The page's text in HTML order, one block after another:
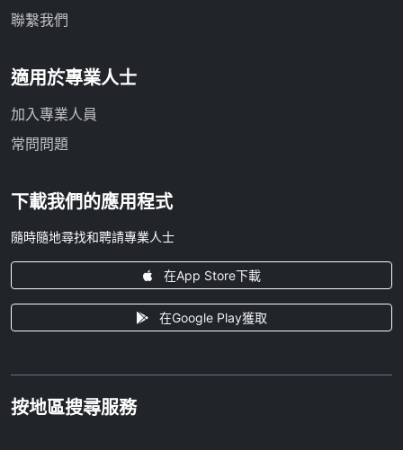
聯繫我們
適用於專業人士
加入專業人員
常問問題
下載我們的應用程式
隨時隨地尋找和聘請專業人士
在App Store下載
在Google Play獲取
按地區搜尋服務